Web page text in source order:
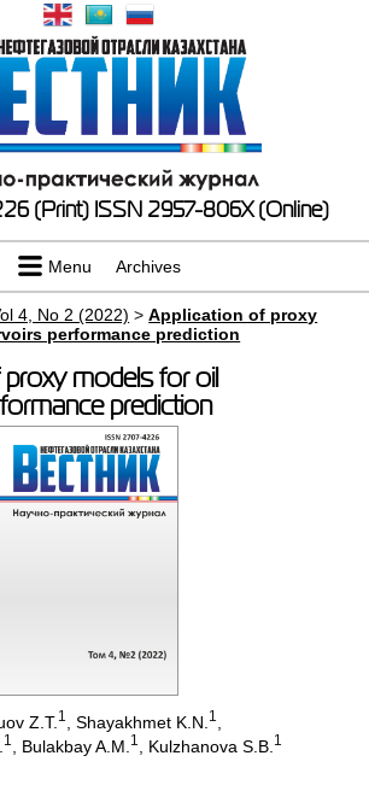
(Print) ISSN 2957-806X (Online)
Menu Archives
4, No 2 (2022) >Application of proxy
performance prediction
models for oil
prediction
Z.T. 1 ,Shayakhmet K.N. 1
1 Bulakbay A.M. 1 Kulzhanova S.B. 1